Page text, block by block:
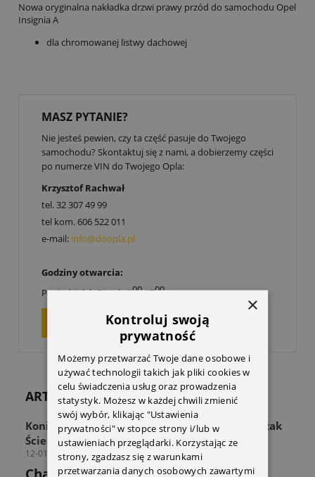
Nowa oryginalna nakładka drzwi prawy przód do samochodu Opel
Insignia A
dla chromowanej listwy dachowej
MASZ PYTANIE?
Nie jesteś pewien, czy ta część pasuje do Twojego
samochodu? Skontaktuj się z nami, a dobierzemy części
po numerze VIN do Twojego Opla:
Krzysztof Rachwał
tel.32 307 49 99
tel kom.606 522 011
e-mail: info@doopla.pl
Godziny otwarcia:
Poniedziałek-Piątek: 900-1700
ZAPYTAJ O PRODUKT
ARTYKUŁY
Koniec z zagraconą przestrzenią! Odkryj Wieszak
Ścienny THULE Wall Hanger
12-01-2026
×
Kontroluj swoją
prywatność
Możemy przetwarzać Twoje dane osobowe i
używać technologii takich jak pliki cookies w
celu świadczenia usług oraz prowadzenia
statystyk. Możesz w każdej chwili zmienić
swój wybór, klikając "Ustawienia
prywatności" w stopce strony i/lub w
ustawieniach przeglądarki. Korzystając ze
strony, zgadzasz się z warunkami
przetwarzania danych osobowych zawartymi